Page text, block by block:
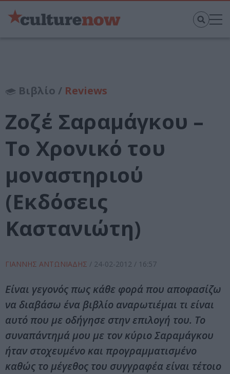
Βιβλίο / Reviews
Ζοζέ Σαραμάγκου –
Το Χρονικό του
μοναστηριού
(Εκδόσεις
Καστανιώτη)
ΓΙΑΝΝΗΣ ΑΝΤΩΝΙΑΔΗΣ / 24-02-2012 / 16:57
Είναι γεγονός πως κάθε φορά που αποφασίζω
να διαβάσω ένα βιβλίο αναρωτιέμαι τι είναι
αυτό που με οδήγησε στην επιλογή του. Το
συναπάντημά μου με τον κύριο Σαραμάγκου
ήταν στοχευμένο και προγραμματισμένο
καθώς το μέγεθος του συγγραφέα είναι τέτοιο